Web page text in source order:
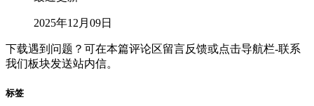
2025年12月09日
下载遇到问题？可在本篇评论区留言反馈或点击导航栏-联系
我们板块发送站内信。
标签